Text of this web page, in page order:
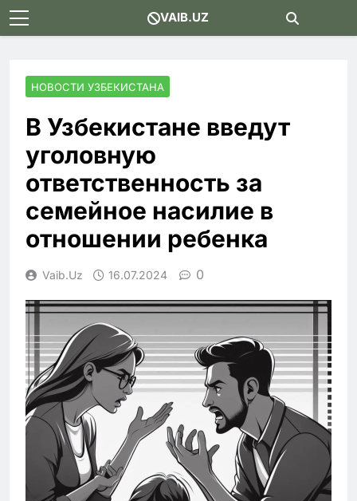
Skip
to
VAIB.UZ
НОВОСТИ УЗБЕКИСТАНА
В Узбекистане введут
уголовную
ответственность за
семейное насилие в
отношении ребенка
Vaib.uz 16.07.2024 0